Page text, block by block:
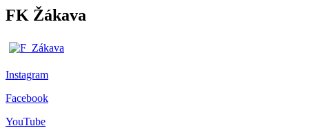
FK Žákava
Instagram
Facebook
YouTube